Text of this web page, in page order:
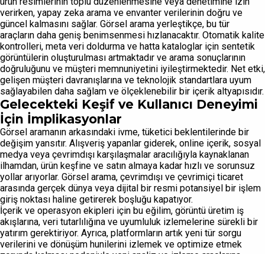
verirken, yapay zeka arama ve envanter verilerinin doğru ve
güncel kalmasını sağlar. Görsel arama yerleştikçe, bu tür
araçların daha geniş benimsenmesi hızlanacaktır. Otomatik kalite
kontrolleri, meta veri doldurma ve hatta kataloglar için sentetik
görüntülerin oluşturulması artmaktadır ve arama sonuçlarının
doğruluğunu ve müşteri memnuniyetini iyileştirmektedir. Net etki,
gelişen müşteri davranışlarına ve teknolojik standartlara uyum
sağlayabilen daha sağlam ve ölçeklenebilir bir içerik altyapısıdır.
Gelecekteki Keşif ve Kullanıcı Deneyimi
İçin İmplikasyonlar
Görsel aramanın arkasındaki ivme, tüketici beklentilerinde bir
değişim yansıtır. Alışveriş yapanlar giderek, online içerik, sosyal
medya veya çevrimdışı karşılaşmalar aracılığıyla kaynaklanan
ilhamdan, ürün keşfine ve satın almaya kadar hızlı ve sorunsuz
yollar arıyorlar. Görsel arama, çevrimdışı ve çevrimiçi ticaret
arasında gerçek dünya veya dijital bir resmi potansiyel bir işlem
giriş noktası haline getirerek boşluğu kapatıyor.
İçerik ve operasyon ekipleri için bu eğilim, görüntü üretim iş
akışlarına, veri tutarlılığına ve uyumluluk izlemelerine sürekli bir
yatırım gerektiriyor. Ayrıca, platformların artık yeni tür sorgu
verilerini ve dönüşüm hunilerini izlemek ve optimize etmek